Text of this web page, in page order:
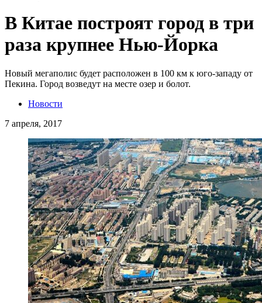
В Китае построят город в три
раза крупнее Нью-Йорка
Новый мегаполис будет расположен в 100 км к юго-западу от
Пекина. Город возведут на месте озер и болот.
Новости
7 апреля, 2017